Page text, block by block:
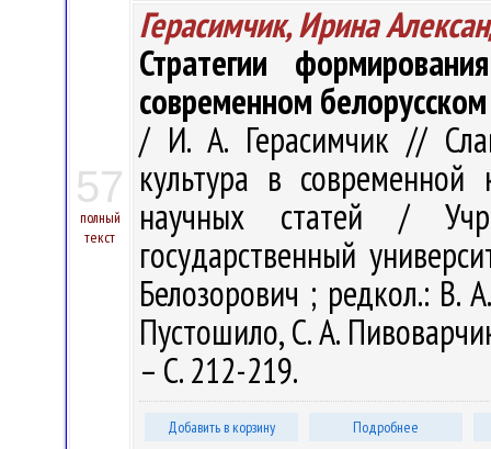
57
полный
текст
Герасимчик, Ирина
Стратегии
современном
/ И. А. Герасимчик //
культура в
научных статей /
государственный
Белозорович ; редкол.: В.
Пустошило, С. А.
– С. 212-219.
Добавить в корзину Подробнее